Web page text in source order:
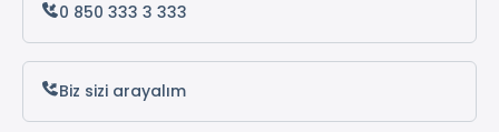
Kaş Turları
Kalkan Turları
0 850 333 3 333
Biz sizi arayalım